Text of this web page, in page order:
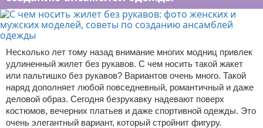
Несколько лет тому назад внимание многих модниц привлек
удлиненный жилет без рукавов. С чем носить такой жакет
или пальтишко без рукавов? Вариантов очень много. Такой
наряд дополняет любой повседневный, романтичный и даже
деловой образ. Сегодня безрукавку надевают поверх
костюмов, вечерних платьев и даже спортивной одежды. Это
очень элегантный вариант, который стройнит фигуру.